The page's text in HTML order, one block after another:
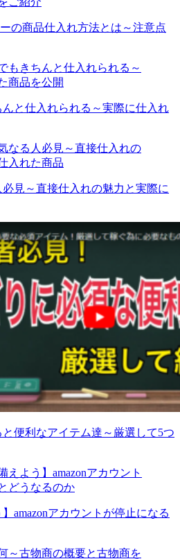
の商品仕入れ方法とは～注意点
と仕入れられる～実際に仕入れ
見～直接仕入れの魅力と実際に
便利なアイテム達～厳選して5つ
amazonアカウントが停止になる